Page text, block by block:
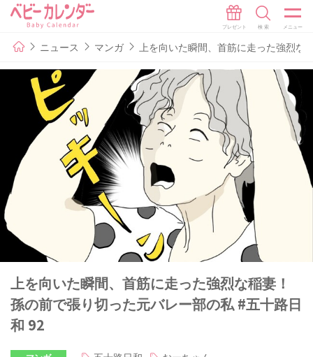
ニュース マンガ 上を向いた瞬間、首筋に走った強烈な
上を向いた瞬間、首筋に走った強烈な稲妻！
孫の前で張り切った元バレー部の私 #五十路日
和 92